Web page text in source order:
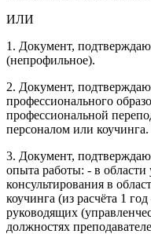
ИЛИ
1. Документ,
(непрофильное).
2. Документ,
профессионального
профессиональной
персоналом или коучинга.
3. Документ,
опыта работы: - в
консультирования в
коучинга (из расчёта 1
руководящих
должностях